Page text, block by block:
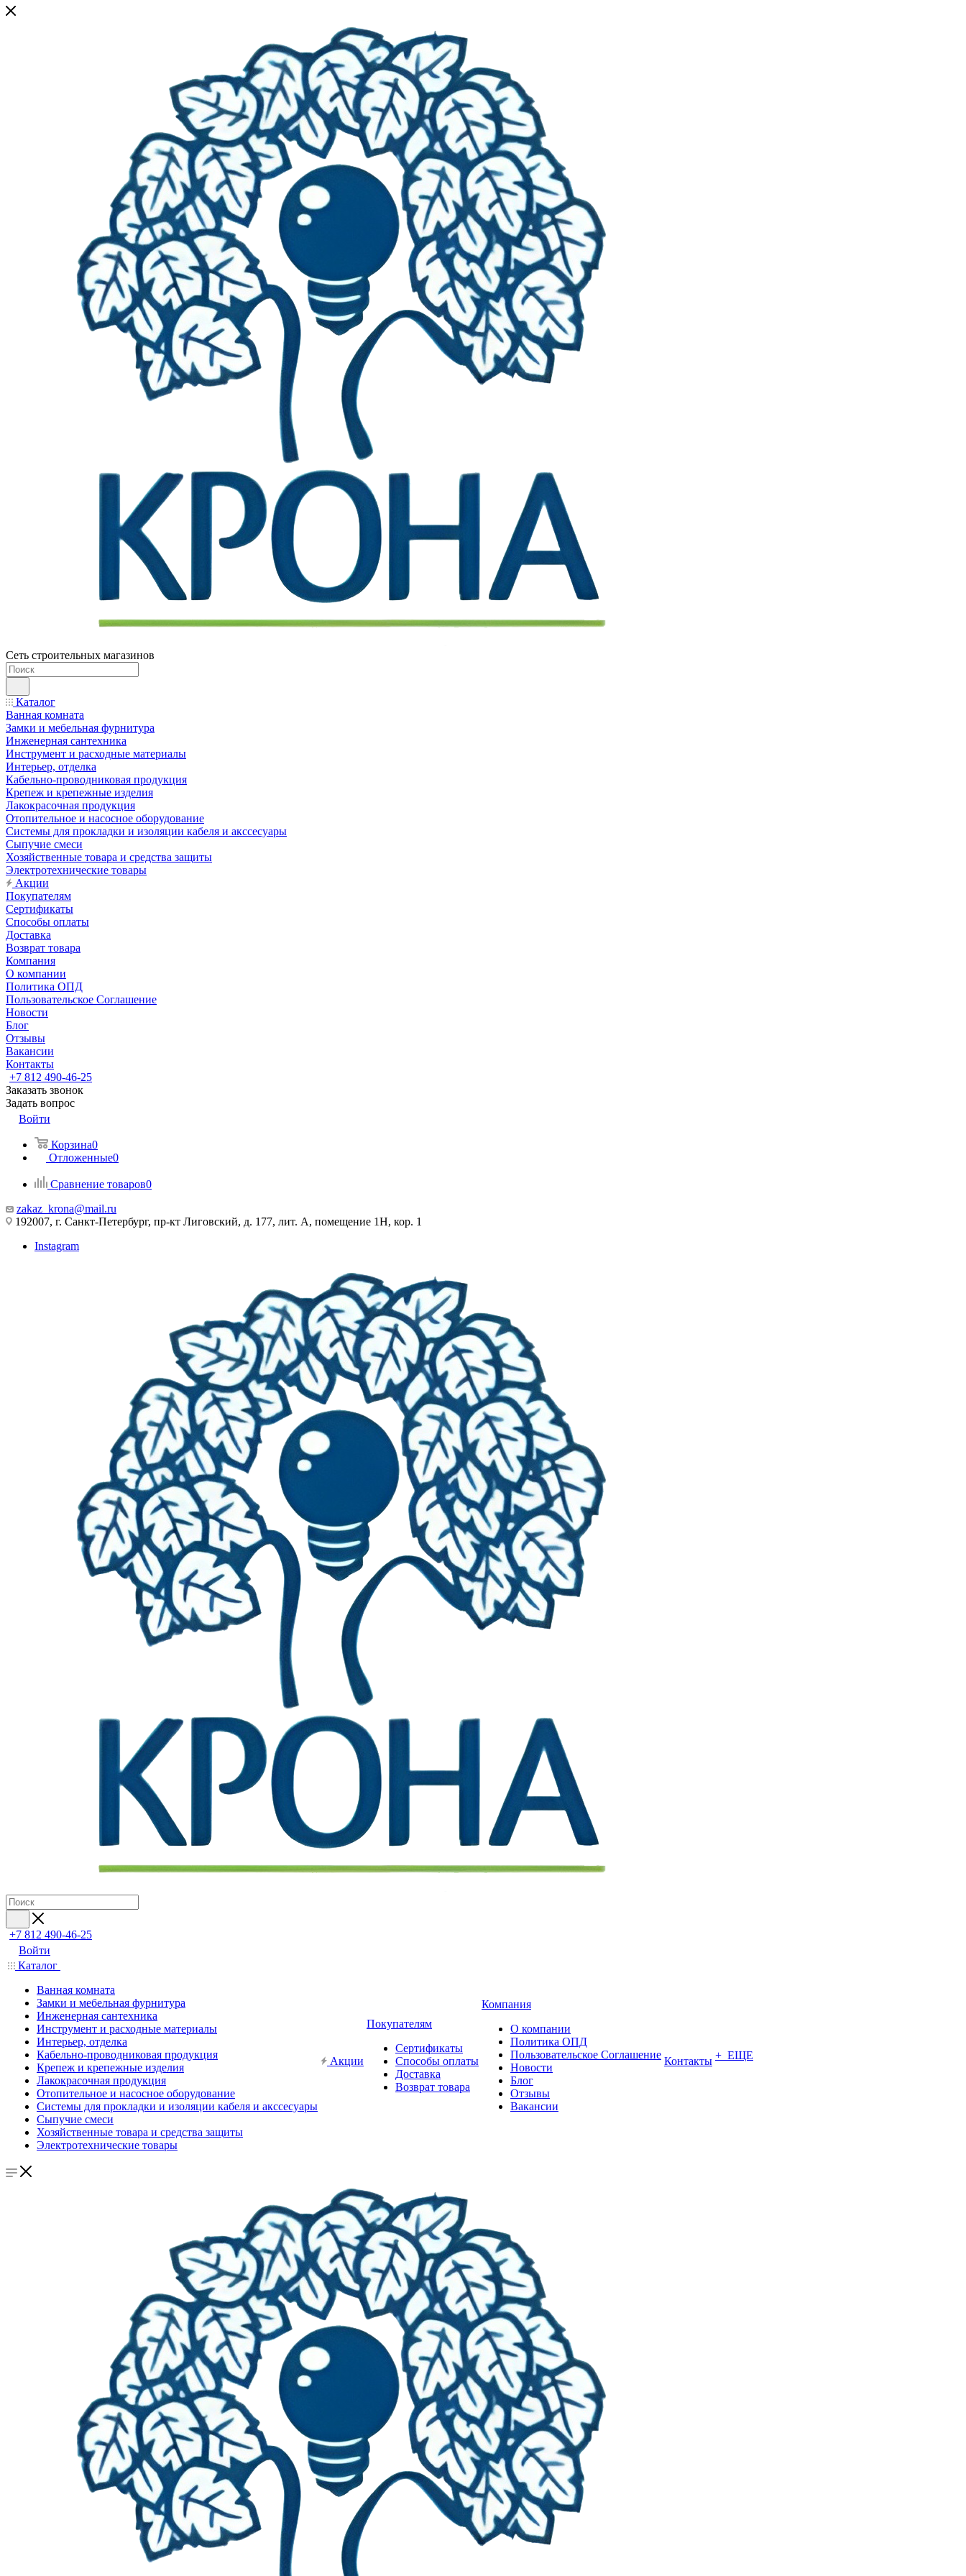
Сеть строительных магазинов
Каталог
Ванная комната
Замки и мебельная фурнитура
Инженерная сантехника
Инструмент и расходные материалы
Интерьер, отделка
Кабельно-проводниковая продукция
Крепеж и крепежные изделия
Лакокрасочная продукция
Отопительное и насосное оборудование
Системы для прокладки и изоляции кабеля и акссесуары
Сыпучие смеси
Хозяйственные товара и средства защиты
Электротехнические товары
Акции
Покупателям
Сертификаты
Способы оплаты
Доставка
Возврат товара
Компания
О компании
Политика ОПД
Пользовательское Соглашение
Новости
Блог
Отзывы
Вакансии
Контакты
+7 812 490-46-25
Заказать звонок
Задать вопрос
Войти
Корзина0
Отложенные0
Сравнение товаров0
zakaz_krona@mail.ru
192007, г. Санкт-Петербург, пр-кт Лиговский, д. 177, лит. А, помещение 1Н, кор. 1
Instagram
+7 812 490-46-25
Войти
Каталог
Ванная комната
Замки и мебельная фурнитура
Инженерная сантехника
Инструмент и расходные материалы
Интерьер, отделка
Кабельно-проводниковая продукция
Крепеж и крепежные изделия
Лакокрасочная продукция
Отопительное и насосное оборудование
Системы для прокладки и изоляции кабеля и акссесуары
Сыпучие смеси
Хозяйственные товара и средства защиты
Электротехнические товары
Акции
Покупателям
Сертификаты
Способы оплаты
Доставка
Возврат товара
Компания
О компании
Политика ОПД
Пользовательское Соглашение
Новости
Блог
Отзывы
Вакансии
Контакты + ЕЩЕ